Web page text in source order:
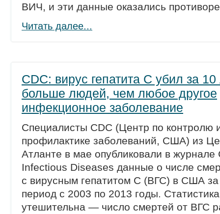
ВИЧ, и эти данные оказались
Читать далее...
CDC: вирус гепатита С убил за 10
больше людей, чем любое другое
инфекционное заболевание
Специалисты CDC (Центр по контролю
профилактике заболеваний, США) из
Атланте в мае опубликовали в журнале
Infectious Diseases данные о числе
с вирусным гепатитом С (ВГС) в США за
период с 2003 по 2013 годы.
утешительна — число смертей от ВГС